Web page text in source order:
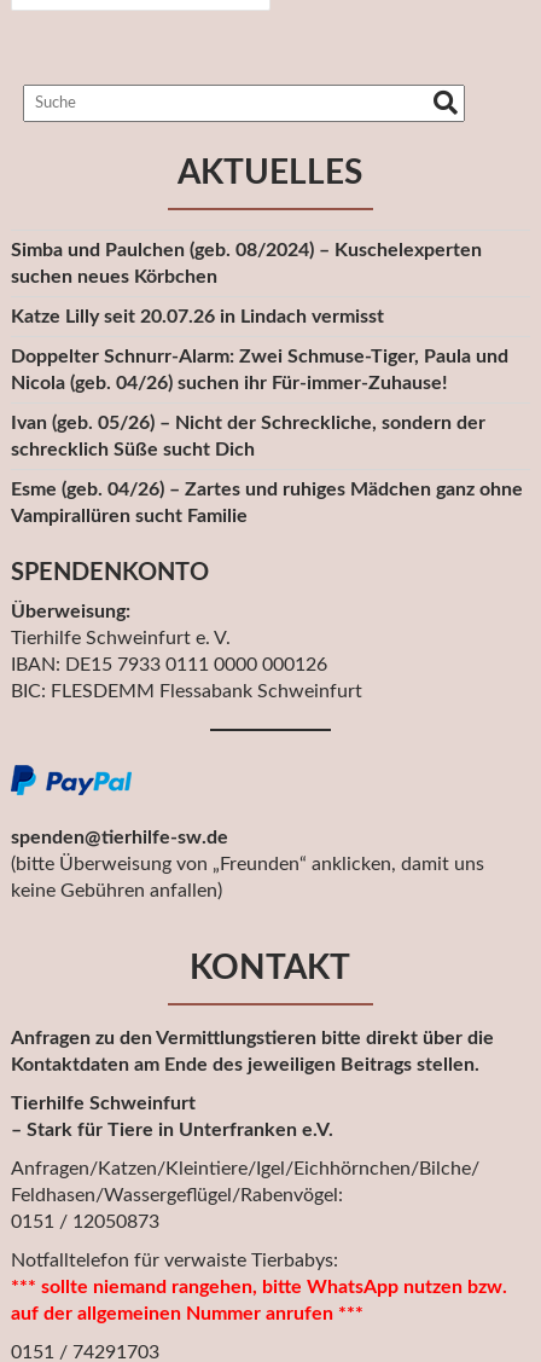
AKTUELLES
Simba und Paulchen (geb. 08/2024) – Kuschelexperten
suchen neues Körbchen
Katze Lilly seit 20.07.26 in Lindach vermisst
Doppelter Schnurr-Alarm: Zwei Schmuse-Tiger, Paula und
Nicola (geb. 04/26) suchen ihr Für-immer-Zuhause!
Ivan (geb. 05/26) – Nicht der Schreckliche, sondern der
schrecklich Süße sucht Dich
Esme (geb. 04/26) – Zartes und ruhiges Mädchen ganz ohne
Vampirallüren sucht Familie
SPENDENKONTO
Überweisung:
Tierhilfe Schweinfurt e. V.
IBAN: DE15 7933 0111 0000 000126
BIC: FLESDEMM Flessabank Schweinfurt
spenden@tierhilfe-sw.de
(bitte Überweisung von „Freunden“ anklicken, damit uns
keine Gebühren anfallen)
KONTAKT
Anfragen zu den Vermittlungstieren bitte direkt über die
Kontaktdaten am Ende des jeweiligen Beitrags stellen.
Tierhilfe Schweinfurt
– Stark für Tiere in Unterfranken e.V.
Anfragen/Katzen/Kleintiere/Igel/Eichhörnchen/Bilche/
Feldhasen/Wassergeflügel/Rabenvögel:
0151 / 12050873
Notfalltelefon für verwaiste Tierbabys:
*** sollte niemand rangehen, bitte WhatsApp nutzen bzw.
auf der allgemeinen Nummer anrufen ***
0151 / 74291703